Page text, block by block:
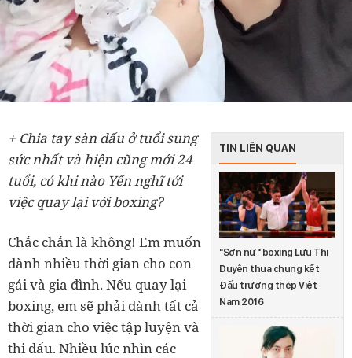
TIN LIÊN QUAN
"Sơn nữ" boxing Lừu Thị
Duyên thua chung kết
Đấu trường thép Việt
Nam 2016
+ Chia tay sàn đấu ở tuổi sung
sức nhất và hiện cũng mới 24
tuổi, có khi nào Yến nghĩ tới
việc quay lại với boxing?
Chắc chắn là không! Em muốn
dành nhiều thời gian cho con
gái và gia đình. Nếu quay lại
boxing, em sẽ phải dành tất cả
thời gian cho việc tập luyện và
thi đấu. Nhiều lúc nhìn các